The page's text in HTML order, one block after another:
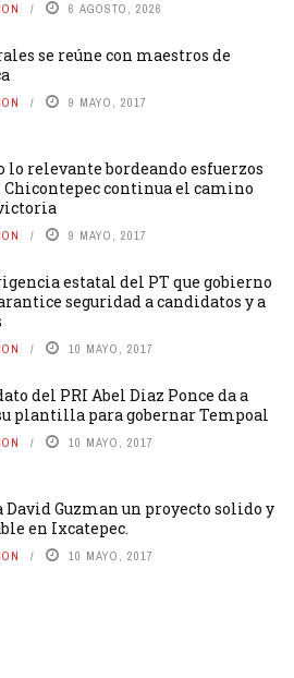
6 AGOSTO, 2026
se reúne con maestros de
9 MAYO, 2017
lo relevante bordeando esfuerzos
Chicontepec continua el camino
9 MAYO, 2017
estatal del PT que gobierno
seguridad a candidatos y a
10 MAYO, 2017
del PRI Abel Diaz Ponce da a
plantilla para gobernar Tempoal
10 MAYO, 2017
David Guzman un proyecto solido y
en Ixcatepec.
10 MAYO, 2017